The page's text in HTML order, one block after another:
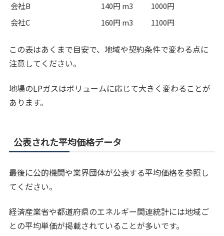
会社B
140円 m3
1000円
会社C
160円 m3 1100円
この表はあくまで目安で、地域や契約条件で変わる点に
注意してください。
地場のLPガスはボリュームに応じて大きく変わることが
あります。
公表された平均価格データ
最後に公的機関や業界団体が公表する平均価格を参照し
てください。
経済産業省や都道府県のエネルギー関連統計には地域ご
との平均単価が掲載されていることが多いです。